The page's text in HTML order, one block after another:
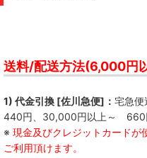
FREE KICK
QUICKDEAD
Kill Lincoln
送料/配送方法(6,000円
1) 代金引換 [佐川急便]： 宅急
440円、30,000円以上～ 660
※ 現金及びクレジットカードが
ご利用頂けます。